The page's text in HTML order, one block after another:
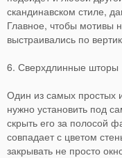
скандинавском стиле,
Главное, чтобы мотивы
выстраивались по
6. Сверхдлинные шторы
Один из самых простых
нужно установить под
скрыть его за полосой
совпадает с цветом
закрывать не просто